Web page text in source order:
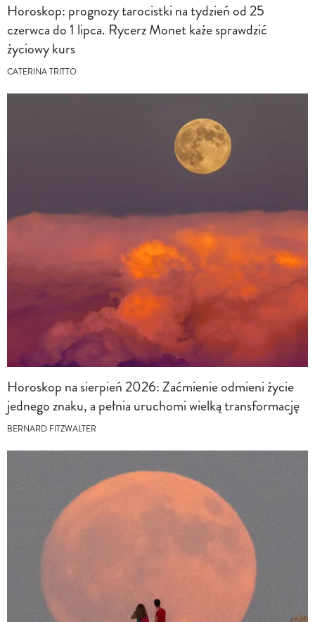
Horoskop: prognozy tarocistki na tydzień od 25
czerwca do 1 lipca. Rycerz Monet każe sprawdzić
życiowy kurs
CATERINA TRITTO
Horoskop na sierpień 2026: Zaćmienie odmieni życie
jednego znaku, a pełnia uruchomi wielką transformację
BERNARD FITZWALTER